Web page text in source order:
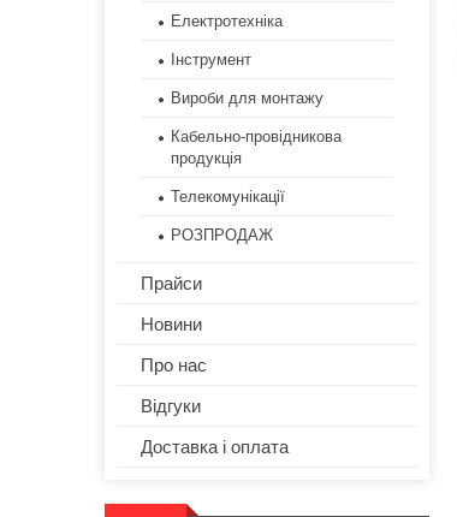
Електротехніка
Інструмент
Вироби для монтажу
Кабельно-провідникова
продукція
Телекомунікації
РОЗПРОДАЖ
Прайси
Новини
Про нас
Відгуки
Доставка і оплата